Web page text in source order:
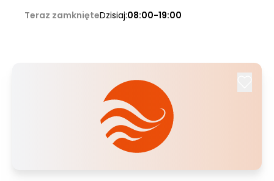
Teraz zamknięteDzisiaj:08:00-19:00